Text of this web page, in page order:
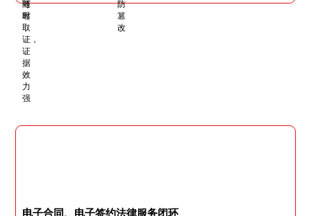
电子合同、电子签约法律服务闭环